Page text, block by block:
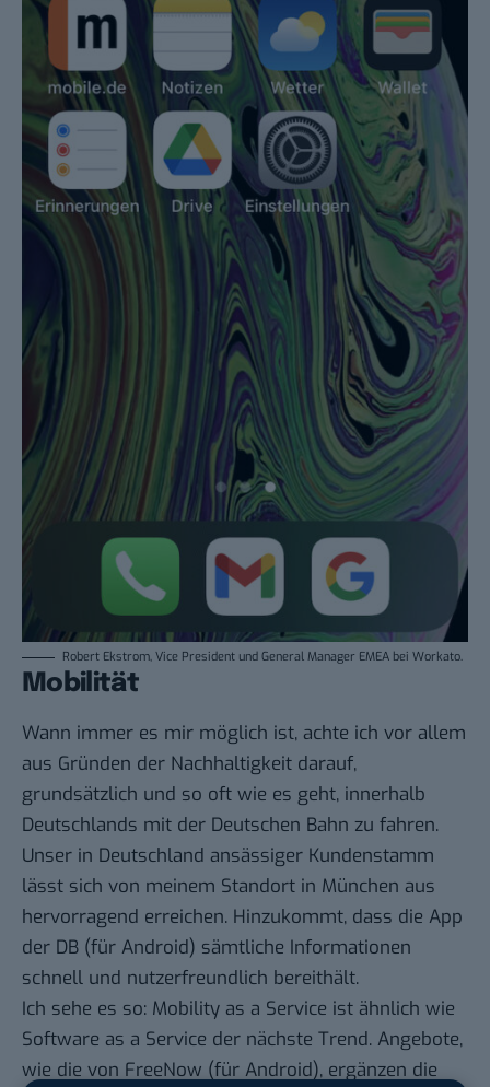
Robert Ekstrom, Vice President und General Manager EMEA bei Workato.
Mobilität
Wann immer es mir möglich ist, achte ich vor allem
aus Gründen der Nachhaltigkeit darauf,
grundsätzlich und so oft wie es geht, innerhalb
Deutschlands mit der Deutschen Bahn zu fahren.
Unser in Deutschland ansässiger Kundenstamm
lässt sich von meinem Standort in München aus
hervorragend erreichen. Hinzukommt, dass die App
der DB (für Android) sämtliche Informationen
schnell und nutzerfreundlich bereithält.
Ich sehe es so: Mobility as a Service ist ähnlich wie
Software as a Service der nächste Trend. Angebote,
wie die von FreeNow (für Android), ergänzen die